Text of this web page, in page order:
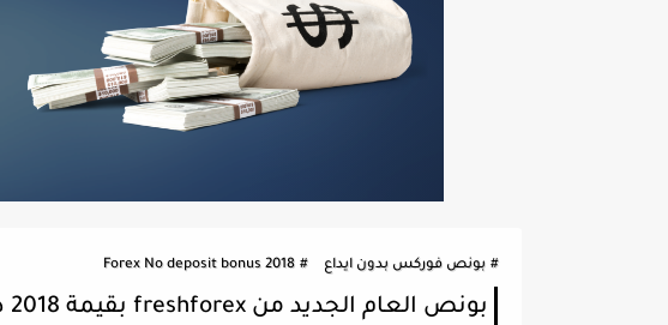
بونص فوركس بدون ايداع Forex No deposit bonus 2018
بونص العام الجديد من freshforex بقيمة 2018 دولار